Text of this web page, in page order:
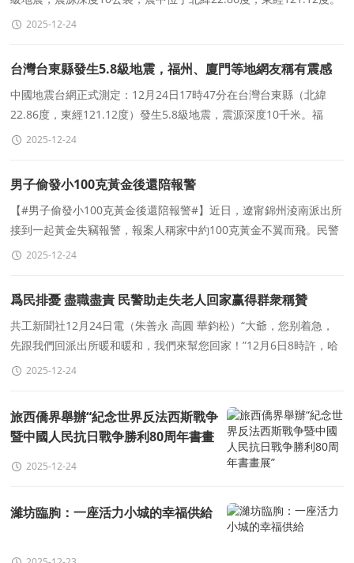
周邊縣城：震中距鹿野鄉10公裏、距台東市11公裏、距延平
2025-12-24
台灣台東縣發生5.8級地震，福州、廈門等地網友稱有震感
中國地震台網正式測定：12月24日17時47分在台灣台東縣（北緯
22.86度，東經121.12度）發生5.8級地震，震源深度10千米。福
州、廈門等地網友表示有震感。
2025-12-24
男子偷發小100克黃金後還陪報警
【#男子偷發小100克黃金後還陪報警#】近日，遼甯錦州淩南派出所
接到一起黃金失竊報警，報案人稱家中約100克黃金不翼而飛。民警
趕赴現場勘察時發現，報案男子的“發小”
2025-12-24
爲民排憂 盡職盡責 民警助走失老人回家赢得群衆稱贊
共工新聞社12月24日電（朱善永 高圓 華鈞松）“大爺，您别着急，
先跟我們回派出所暖和暖和，我們來幫您回家！”12月6日8時許，哈
爾濱市公安局道外分局大興派出所民警周錦、輔警
2025-12-24
旅西僑界舉辦“紀念世界反法西斯戰争
暨中國人民抗日戰争勝利80周年書畫
2025-12-24
濰坊臨朐：一座活力小城的幸福供給